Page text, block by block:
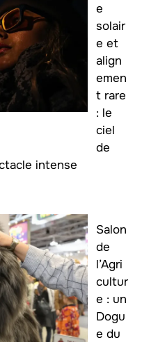
e
solair
e et
align
emen
t rare
: le
ciel
de
intense
Salon
de
l’Agri
cultur
e : un
Dogu
e du